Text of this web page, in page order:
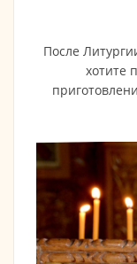
После
хотите